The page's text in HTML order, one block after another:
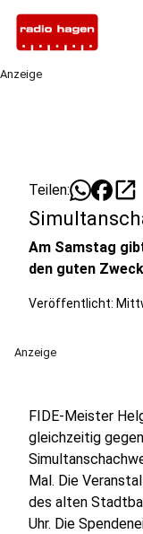
Anzeige
Teilen: open_in_new
Am Samstag
den guten
Veröffentlicht:
Anzeige
FIDE-Meister
gleichzeitig
Mal. Die
des alten
Uhr. Die